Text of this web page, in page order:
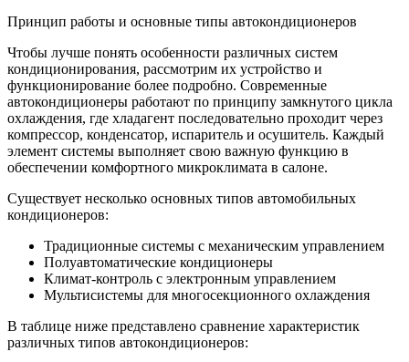
Принцип работы и основные типы автокондиционеров
Чтобы лучше понять особенности различных систем
кондиционирования, рассмотрим их устройство и
функционирование более подробно. Современные
автокондиционеры работают по принципу замкнутого цикла
охлаждения, где хладагент последовательно проходит через
компрессор, конденсатор, испаритель и осушитель. Каждый
элемент системы выполняет свою важную функцию в
обеспечении комфортного микроклимата в салоне.
Существует несколько основных типов автомобильных
кондиционеров:
Традиционные системы с механическим управлением
Полуавтоматические кондиционеры
Климат-контроль с электронным управлением
Мультисистемы для многосекционного охлаждения
В таблице ниже представлено сравнение характеристик
различных типов автокондиционеров: